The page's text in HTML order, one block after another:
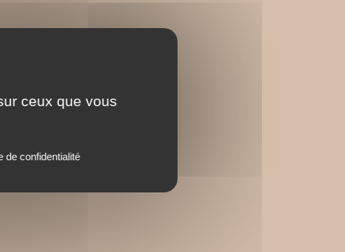
ceux que vous
de confidentialité